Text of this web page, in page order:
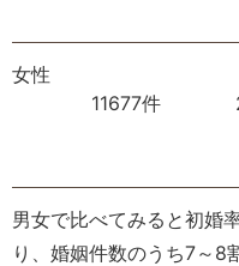
女性
11677件
男女で比べてみると初婚
り、婚姻件数のうち7～8